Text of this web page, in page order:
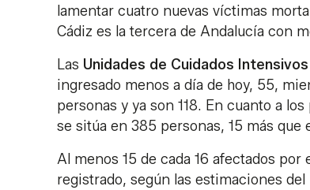
lamentar cuatro nuevas víctimas
Cádiz es la tercera de Andalucía con
Las Unidades de Cuidados Intensivos
ingresado menos a día de hoy, 55,
personas y ya son 118. En cuanto a
se sitúa en 385 personas, 15 más que
Al menos 15 de cada 16 afectados
registrado, según las estimaciones